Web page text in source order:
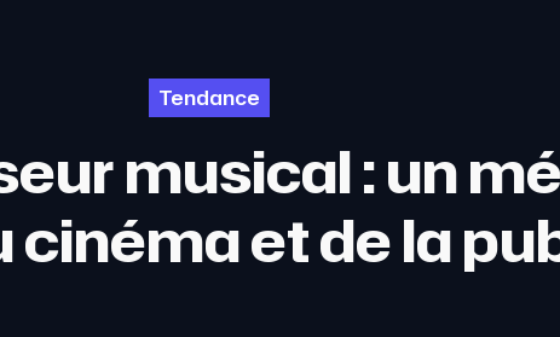
Tendance
musical : un
cinéma et de la